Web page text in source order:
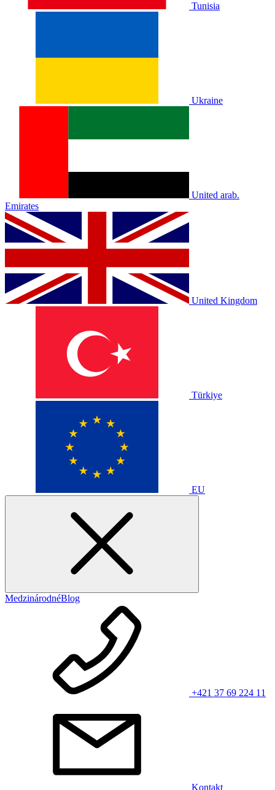
Tunisia
Ukraine
United arab.
Emirates
United Kingdom
Türkiye
EU
MedzinárodnéBlog
+421 37 69 224 11
Kontakt